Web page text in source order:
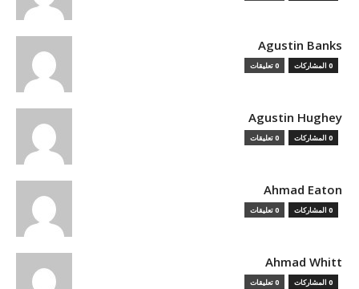
Agustin Banks
0 المشاركات 0 تعليقات
Agustin Hughey
0 المشاركات 0 تعليقات
Ahmad Eaton
0 المشاركات 0 تعليقات
Ahmad Whitt
0 المشاركات 0 تعليقات